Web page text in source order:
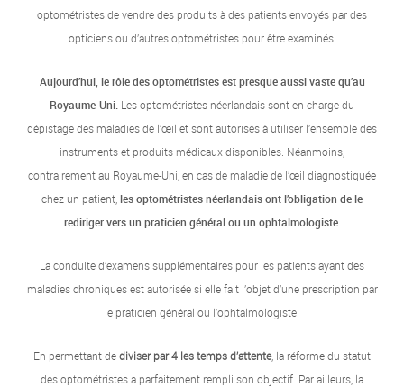
optométristes de vendre des produits à des patients envoyés par des
opticiens ou d’autres optométristes pour être examinés.
Aujourd’hui, le rôle des optométristes est presque aussi vaste qu’au
Royaume-Uni. Les optométristes néerlandais sont en charge du
dépistage des maladies de l’œil et sont autorisés à utiliser l’ensemble des
instruments et produits médicaux disponibles. Néanmoins,
contrairement au Royaume-Uni, en cas de maladie de l’œil diagnostiquée
chez un patient,les optométristes néerlandais ont l’obligation de le
rediriger vers un praticien général ou un ophtalmologiste.
La conduite d’examens supplémentaires pour les patients ayant des
maladies chroniques est autorisée si elle fait l’objet d’une prescription par
le praticien général ou l’ophtalmologiste.
En permettant dediviser par 4 les temps d’attente, la réforme du statut
des optométristes a parfaitement rempli son objectif. Par ailleurs, la